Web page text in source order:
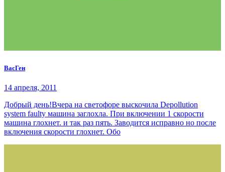
ВасГен
14 апреля, 2011
Добрый день!Вчера на светофоре выскочила Depollution
system faulty машина заглохла. При включении 1 скорости
машина глохнет. и так раз пять. Заводится исправно но после
включения скорости глохнет. Обо